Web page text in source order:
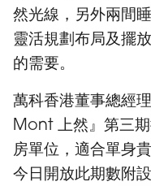
然光線，另外兩間
靈活規劃布局及擺
的需要。
萬科香港董事總經
Mont 上然』第三
房單位，適合單身
今日開放此期數附